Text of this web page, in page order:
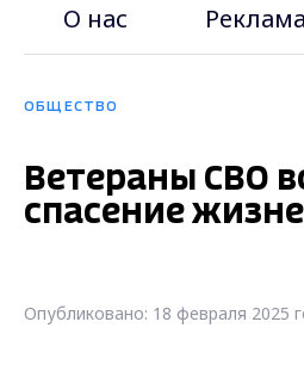
О нас Реклама
ОБЩЕСТВО
Ветераны СВО
спасение
Опубликовано: 18 февраля 2025